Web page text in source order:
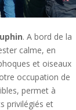
. A bord de la
calme, en
et oiseaux
occupation de
permet à
privilégiés et